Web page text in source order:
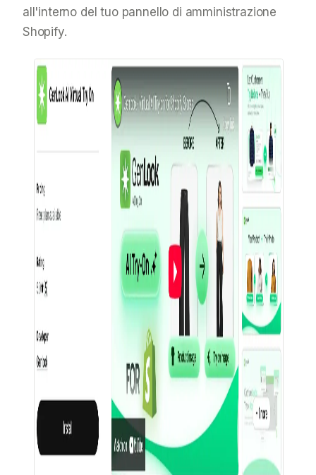
all'interno del tuo pannello di amministrazione
Shopify.